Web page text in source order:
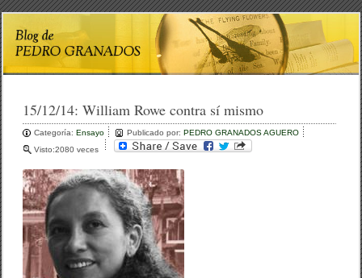
15/12/14:William Rowe contra sí mismo
Categoría:Ensayo Publicado por:PEDRO GRANADOS AGUERO
Visto:2080 veces